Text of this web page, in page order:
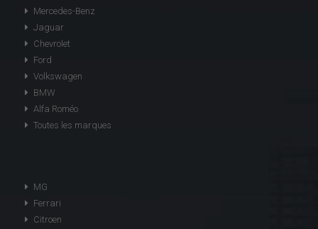
Mercedes-Benz
Jaguar
Chevrolet
Ford
Volkswagen
BMW
Alfa Roméo
Toutes les marques
MG
Ferrari
Citroen